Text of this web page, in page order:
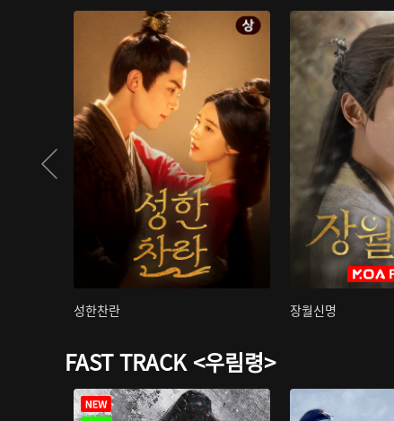
성한찬란 장월신명
FAST TRACK <우림령>